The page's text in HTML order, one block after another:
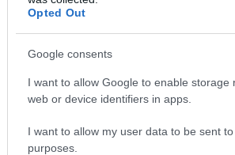
Opted Out
Google consents
I want to allow Google to enable
web or device identifiers in apps.
I want to allow my user data to be sent
purposes.
nyár legjobb hangulata – Jön a
sorozat.